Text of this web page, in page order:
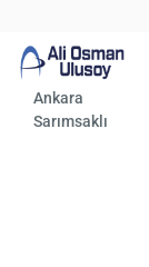
Ankara
Sarımsaklı